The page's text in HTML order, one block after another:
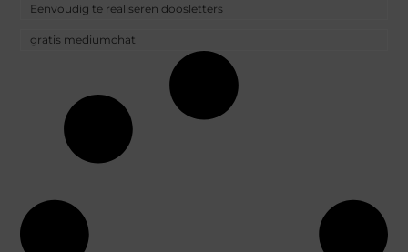
Eenvoudig te realiseren doosletters
gratis mediumchat